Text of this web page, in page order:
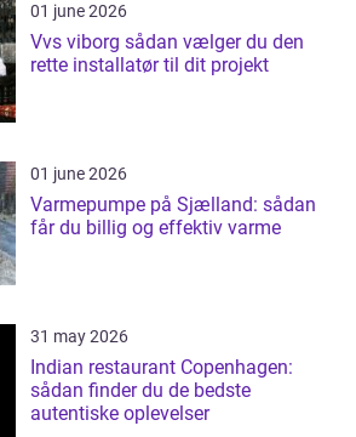
01 june 2026
Vvs viborg sådan vælger du den
rette installatør til dit projekt
01 june 2026
Varmepumpe på Sjælland: sådan
får du billig og effektiv varme
31 may 2026
Indian restaurant Copenhagen:
sådan finder du de bedste
autentiske oplevelser